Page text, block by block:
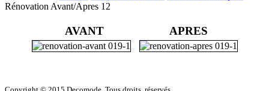
Rénovation Avant/Apres 12
AVANT APRES